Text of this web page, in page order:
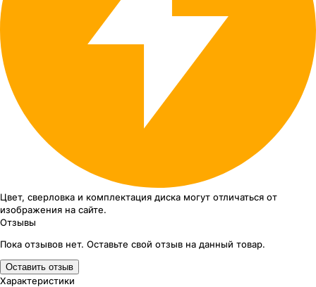
Цвет, сверловка и комплектация диска могут отличаться от
изображения на сайте.
Отзывы
Пока отзывов нет. Оставьте свой отзыв на данный товар.
Оставить отзыв
Характеристики